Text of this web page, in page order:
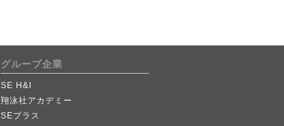
グループ企業
SE H&I
翔泳社アカデミー
SEプラス